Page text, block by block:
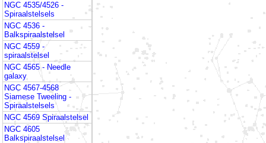
NGC 4535/4526 -
Spiraalstelsels
NGC 4536 -
Balkspiraalstelsel
NGC 4559 -
spiraalstelsel
NGC 4565 - Needle
galaxy
NGC 4567-4568
Siamese Tweeling -
Spiraalstelsels
NGC 4569 Spiraalstelsel
NGC 4605
Balkspiraalstelsel